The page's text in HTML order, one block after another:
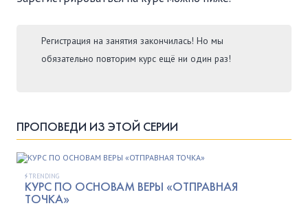
Регистрация на занятия закончилась! Но мы
обязательно повторим курс ещё ни один раз!
ПРОПОВЕДИ ИЗ ЭТОЙ СЕРИИ
TRENDING
КУРС ПО ОСНОВАМ ВЕРЫ «ОТПРАВНАЯ
ТОЧКА»